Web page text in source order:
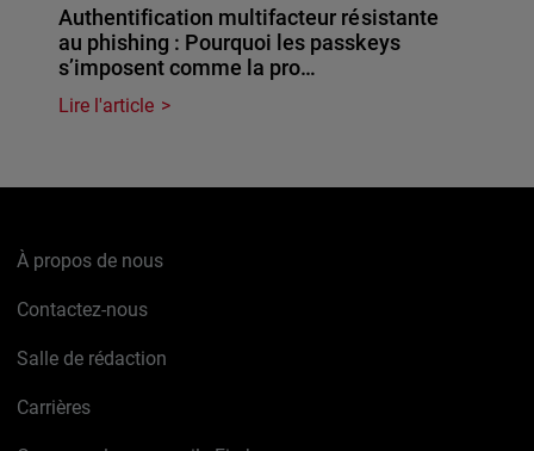
Authentification multifacteur résistante
au phishing : Pourquoi les passkeys
s’imposent comme la pro…
Lire l'article
À propos de nous
Contactez-nous
Salle de rédaction
Carrières